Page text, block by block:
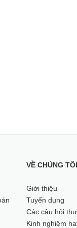
4
của máy
VỀ CHÚNG TÔI
Giới thiệu
Tuyển dụng
Các câu hỏi
Kinh nghiệm